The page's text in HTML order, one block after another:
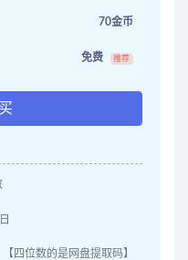
70金币
免费 推荐
四位数的是网盘提取码】